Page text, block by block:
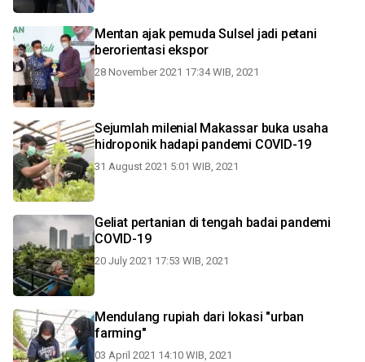
Mentan ajak pemuda Sulsel jadi petani
berorientasi ekspor
28 November 2021 17:34 WIB, 2021
Sejumlah milenial Makassar buka usaha
hidroponik hadapi pandemi COVID-19
31 August 2021 5:01 WIB, 2021
Geliat pertanian di tengah badai pandemi
COVID-19
20 July 2021 17:53 WIB, 2021
Mendulang rupiah dari lokasi "urban
farming"
03 April 2021 14:10 WIB, 2021